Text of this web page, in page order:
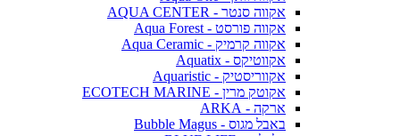
אקווה סנטר - AQUA CENTER
אקווה פורסט - Aqua Forest
אקווה קרמיק - Aqua Ceramic
אקווטיקס - Aquatix
אקווריסטיק - Aquaristic
אקוטק מרין - ECOTECH MARINE
ארקה - ARKA
באבל מגוס - Bubble Magus